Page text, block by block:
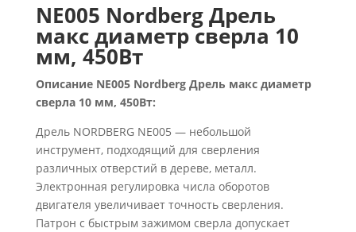
NE005 Nordberg Дрель
макс диаметр сверла 10
мм, 450Вт
Описание NE005 Nordberg Дрель макс диаметр
сверла 10 мм, 450Вт:
Дрель NORDBERG NE005 — небольшой
инструмент, подходящий для сверления
различных отверстий в дереве, металл.
Электронная регулировка числа оборотов
двигателя увеличивает точность сверления.
Патрон с быстрым зажимом сверла допускает